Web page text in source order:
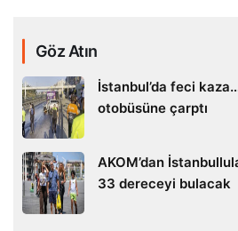
Göz Atın
İstanbul’da feci
otobüsüne çarptı
AKOM’dan
33 dereceyi bulacak